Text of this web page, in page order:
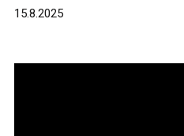
15.8.2025